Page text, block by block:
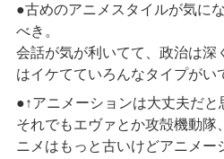
●古めのアニメスタイルが気に
べき。
会話が気が利いてて、政治は深
はイケてていろんなタイプがい
●↑アニメーションは大丈夫だと
それでもエヴァとか攻殻機動隊
ニメはもっと古いけどアニメー